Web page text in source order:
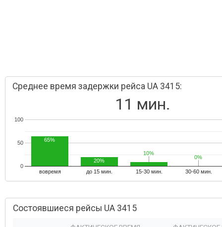
Среднее время задержки рейса UA 3415:
11 мин.
вовремя до 15 мин. 15-30 мин. 30-60 мин.
0
50
100
65%
20%
10%
10%
0%
0%
Состоявшиеся рейсы UA 3415